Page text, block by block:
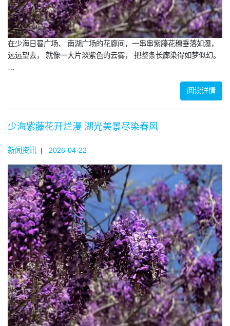
在少海日晷广场、 南湖广场的花廊间，一串串紫藤花穗垂落如瀑，
远远望去， 就像一大片淡紫色的云雾， 把整条长廊染得如梦似幻。
…
阅读详情
少海紫藤花开烂漫 湖光美景尽染春风
新闻资讯 | 2026-04-22